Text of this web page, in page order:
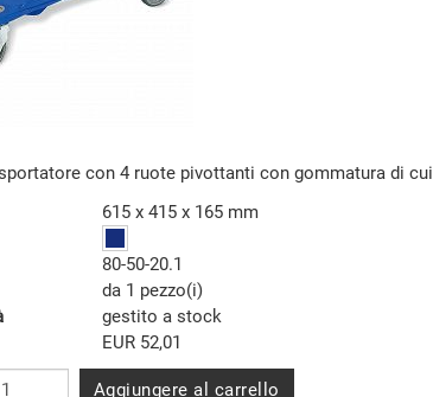
con 4 ruote pivottanti con gommatura di cui
615 x 415 x 165 mm
80-50-20.1
da 1 pezzo(i)
gestito a stock
EUR 52,01
Aggiungere al carrello